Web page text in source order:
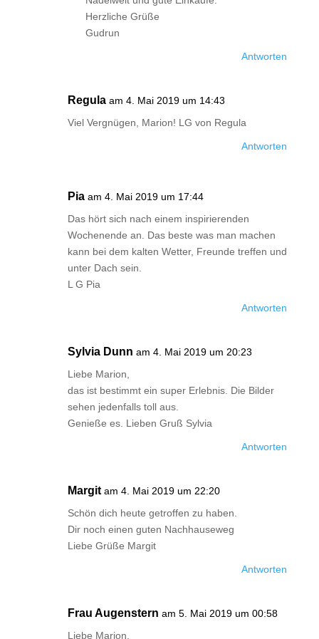
Herzliche Grüße
Gudrun
Antworten
Regula am 4. Mai 2019 um 14:43
Viel Vergnügen, Marion! LG von Regula
Antworten
Pia am 4. Mai 2019 um 17:44
Das hört sich nach einem inspirierenden
Wochenende an. Das beste was man machen
kann bei dem kalten Wetter, Freunde treffen und
unter Dach sein.
L G Pia
Antworten
Sylvia Dunn am 4. Mai 2019 um 20:23
Liebe Marion,
das ist bestimmt ein super Erlebnis. Die Bilder
sehen jedenfalls toll aus.
Genieße es. Lieben Gruß Sylvia
Antworten
Margit am 4. Mai 2019 um 22:20
Schön dich heute getroffen zu haben.
Dir noch einen guten Nachhauseweg
Liebe Grüße Margit
Antworten
Frau Augenstern am 5. Mai 2019 um 00:58
Liebe Marion,